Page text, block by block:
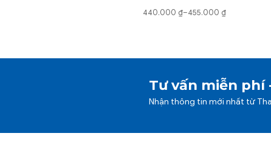
440.000 ₫–455.000 ₫
Khoảng
đến
Tư vấn miễn
Nhận thông tin mới nhất từ